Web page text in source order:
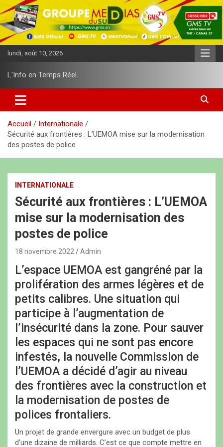
l
l
e
r
o
t
lundi, août 10, 2026
L'Info en Temps Réel…
Accueil
Internationale
Sécurité aux frontières : L’UEMOA mise sur la modernisation
des postes de police
INTERNATIONALE
Sécurité aux frontières : L’UEMOA
mise sur la modernisation des
postes de police
18 novembre 2022 Admin
L’espace UEMOA est gangréné par la
prolifération des armes légères et de
petits calibres. Une situation qui
participe à l’augmentation de
l’insécurité dans la zone. Pour sauver
les espaces qui ne sont pas encore
infestés, la nouvelle Commission de
l’UEMOA a décidé d’agir au niveau
des frontières avec la construction et
la modernisation de postes de
polices frontaliers.
Un projet de grande envergure avec un budget de plus
d’une dizaine de milliards. C’est ce que compte mettre en